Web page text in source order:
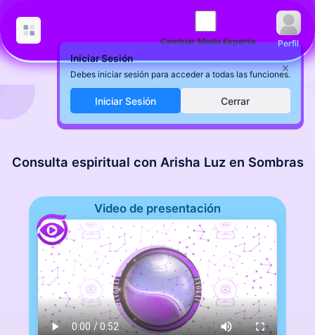
Cambiar Modo Experto Perfil
Iniciar Sesión
×
Debes iniciar sesión para acceder a todas las funciones.
Iniciar Sesión Cerrar
Consulta espiritual con Arisha Luz en Sombras
Video de presentación